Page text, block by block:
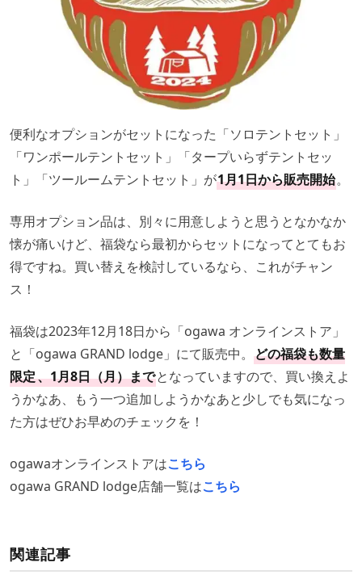
便利なオプションがセットになった「ソロテントセット」
「ワンポールテントセット」「タープいらずテントセッ
ト」「ツールームテントセット」が1月1日から販売開始。
専用オプション品は、別々に用意しようと思うとなかなか
懐が痛いけど、福袋なら最初からセットになってとてもお
得ですね。買い替えを検討しているなら、これがチャン
ス！
福袋は2023年12月18日から「ogawa オンラインストア」
と「ogawa GRAND lodge」にて販売中。 どの福袋も数量
限定、1月8日（月）までとなっていますので、買い換えよ
うかなあ、もう一つ追加しようかなあと少しでも気になっ
た方はぜひお早めのチェックを！
ogawaオンラインストアはこちら
ogawa GRAND lodge店舗一覧はこちら
関連記事